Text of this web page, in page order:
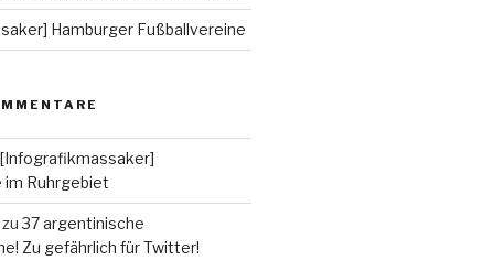
Hamburger Fußballvereine
[Infografikmassaker]
im Ruhrgebiet
37 argentinische
Zu gefährlich für Twitter!